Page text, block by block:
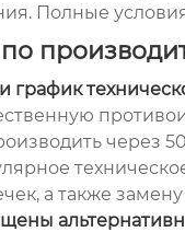
Полные
график
через
а также